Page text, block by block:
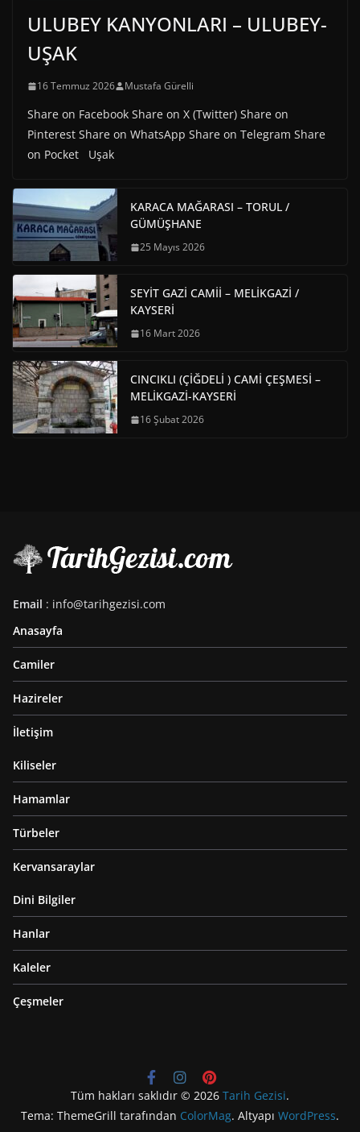
ULUBEY KANYONLARI – ULUBEY-
UŞAK
16 Temmuz 2026 Mustafa Gürelli
Share on Facebook Share on X (Twitter) Share on
Pinterest Share on WhatsApp Share on Telegram Share
on Pocket Uşak
KARACA MAĞARASI – TORUL /
GÜMÜŞHANE
25 Mayıs 2026
SEYİT GAZİ CAMİİ – MELİKGAZİ /
KAYSERİ
16 Mart 2026
CINCIKLI (ÇİĞDELİ ) CAMİ ÇEŞMESİ –
MELİKGAZİ-KAYSERİ
16 Şubat 2026
Email : info@tarihgezisi.com
Anasayfa
Camiler
Hazireler
İletişim
Kiliseler
Hamamlar
Türbeler
Kervansaraylar
Dini Bilgiler
Hanlar
Kaleler
Çeşmeler
Tüm hakları saklıdır © 2026 Tarih Gezisi.
Tema: ThemeGrill tarafından ColorMag. Altyapı WordPress.